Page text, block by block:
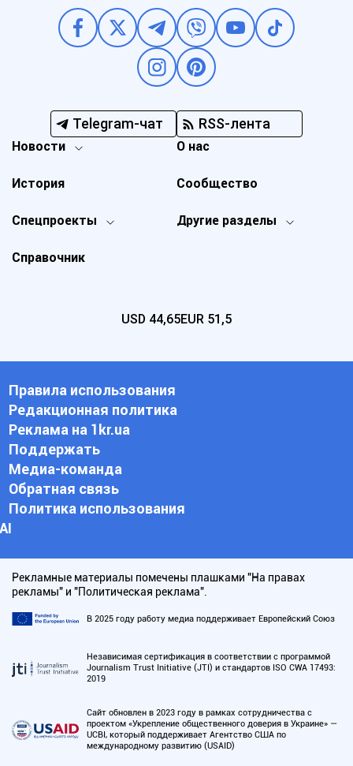
Telegram-чат RSS-лента
Новости
Спецпроекты Другие разделы
История
О нас
Справочник
Сообщество
USD 44,65EUR 51,5
Правила использования
Редакционная политика
Реклама на 1kr.ua
Поддержать
Медиа-команда
Обратная связь
Политика использования
АI
Рекламные материалы помечены плашками "На правах
рекламы" и "Политическая реклама".
В 2025 году работу медиа поддерживает Европейский Союз
Независимая сертификация в соответствии с программой
Journalism Trust Initiative (JTI) и стандартов ISO CWA 17493:
2019
Сайт обновлен в 2023 году в рамках сотрудничества с
проектом «Укрепление общественного доверия в Украине» —
UCBI, который поддерживает Агентство США по
международному развитию (USAID)